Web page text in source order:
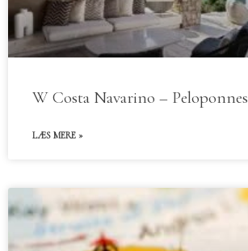
W Costa Navarino – Peloponnes
LÆS MERE »